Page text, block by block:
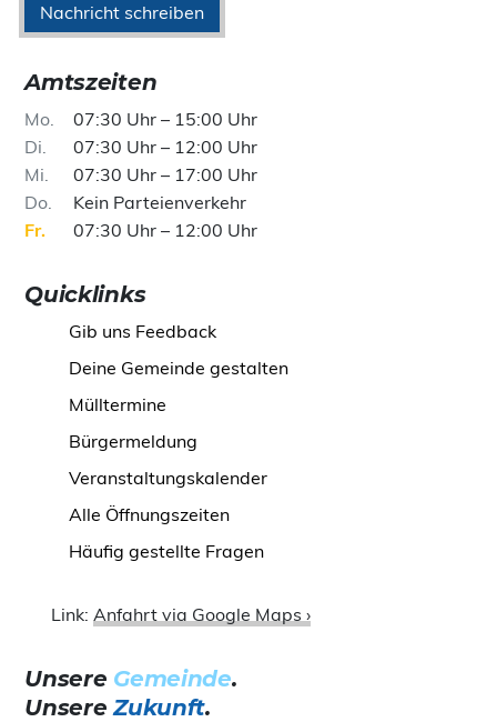
Nachricht schreiben
Amtszeiten
Mo
07:30 Uhr – 15:00 Uhr
Di
07:30 Uhr – 12:00 Uhr
Mi
07:30 Uhr – 17:00 Uhr
Do
Kein Parteienverkehr
Fr
07:30 Uhr – 12:00 Uhr
Quicklinks
Gib uns Feedback
Deine Gemeinde gestalten
Mülltermine
Bürgermeldung
Veranstaltungskalender
Alle Öffnungszeiten
Häufig gestellte Fragen
Link:Anfahrt via Google Maps ›
Unsere Gemeinde.
UnsereZukunft.